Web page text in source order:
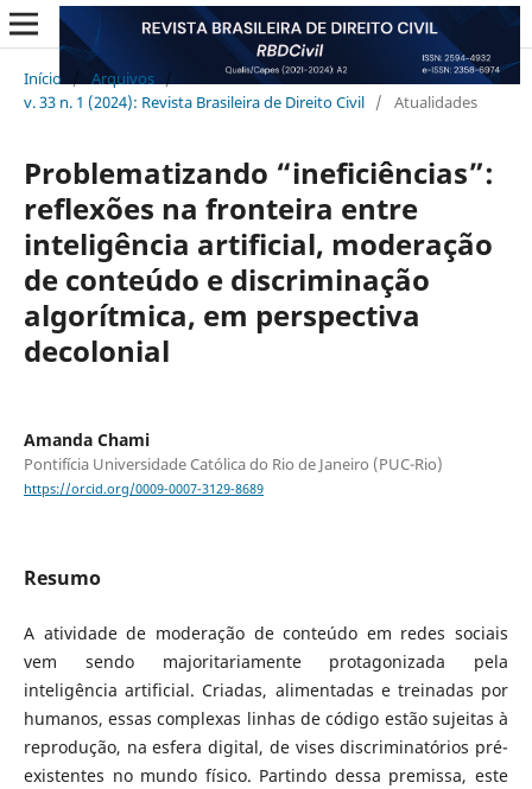
Início Arquivos
/
v. 33 n. 1 (2024): Revista Brasileira de Direito Civil / Atualidades
Problematizando “ineficiências”:
reflexões na fronteira entre
inteligência artificial, moderação
de conteúdo e discriminação
algorítmica, em perspectiva
decolonial
Amanda Chami
Pontifícia Universidade Católica do Rio de Janeiro (PUC-Rio)
https://orcid.org/0009-0007-3129-8689
Resumo
A atividade de moderação de conteúdo em redes sociais
vem sendo majoritariamente protagonizada pela
inteligência artificial. Criadas, alimentadas e treinadas por
humanos, essas complexas linhas de código estão sujeitas à
reprodução, na esfera digital, de vises discriminatórios pré-
existentes no mundo físico. Partindo dessa premissa, este